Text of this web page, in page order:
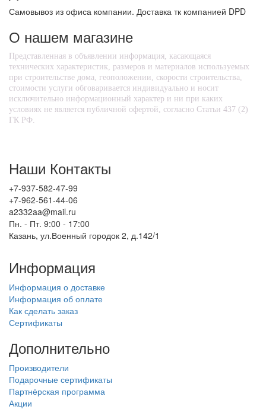
Самовывоз из офиса компании. Доставка тк компанией DPD
О нашем магазине
Представленная в объявлении информация, касающаяся
технических характеристик, размеров и материалов используемых
при строительстве дома, геоположении, скорости строительства,
стоимости услуги обговаривается индивидуально и носит
исключительно информационный характер и ни при каких
условиях не является публичной офертой, согласно Статьи 437 (2)
ГК РФ.
Наши Контакты
+7-937-582-47-99
+7-962-561-44-06
a2332aa@mail.ru
Пн. - Пт. 9:00 - 17:00
Казань, ул.Военный городок 2, д.142/1
Информация
Информация о доставке
Информация об оплате
Как сделать заказ
Сертификаты
Дополнительно
Производители
Подарочные сертификаты
Партнёрская программа
Акции